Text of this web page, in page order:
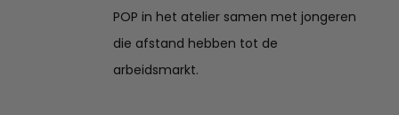
POP in het atelier samen met jongeren
die afstand hebben tot de
arbeidsmarkt.